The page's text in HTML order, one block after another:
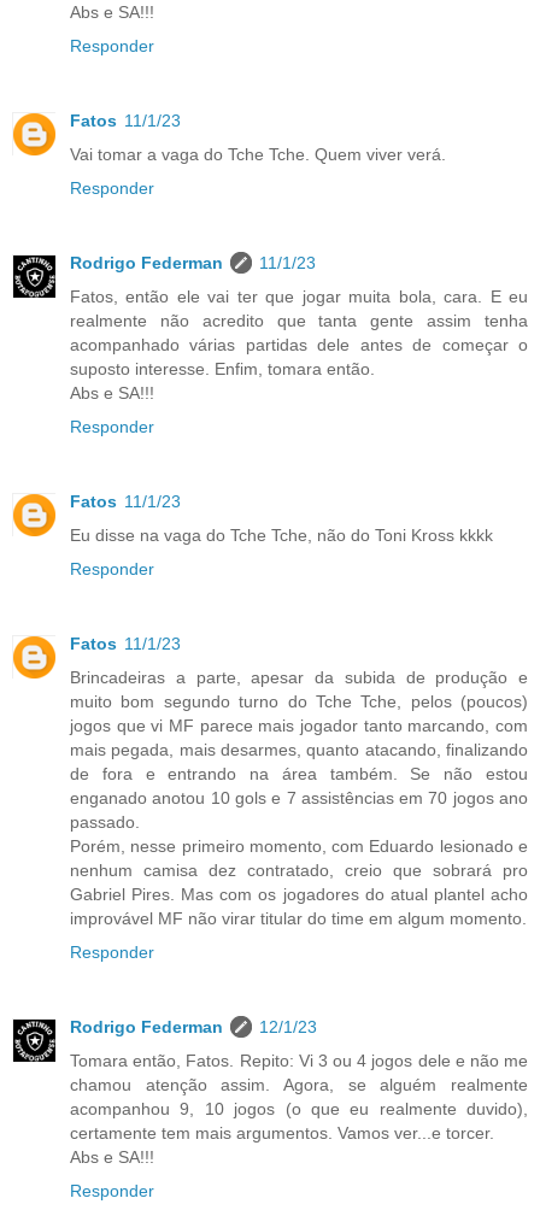
Abs e SA!!!
Responder
Fatos 11/1/23
Vai tomar a vaga do Tche Tche. Quem viver verá.
Responder
Rodrigo Federman
11/1/23
Fatos, então ele vai ter que jogar muita bola, cara. E eu
realmente não acredito que tanta gente assim tenha
acompanhado várias partidas dele antes de começar o
suposto interesse. Enfim, tomara então.
Abs e SA!!!
Responder
Fatos 11/1/23
Eu disse na vaga do Tche Tche, não do Toni Kross kkkk
Responder
Fatos 11/1/23
Brincadeiras a parte, apesar da subida de produção e
muito bom segundo turno do Tche Tche, pelos (poucos)
jogos que vi MF parece mais jogador tanto marcando, com
mais pegada, mais desarmes, quanto atacando, finalizando
de fora e entrando na área também. Se não estou
enganado anotou 10 gols e 7 assistências em 70 jogos ano
passado.
Porém, nesse primeiro momento, com Eduardo lesionado e
nenhum camisa dez contratado, creio que sobrará pro
Gabriel Pires. Mas com os jogadores do atual plantel acho
improvável MF não virar titular do time em algum momento.
Responder
Rodrigo Federman
12/1/23
Tomara então, Fatos. Repito: Vi 3 ou 4 jogos dele e não me
chamou atenção assim. Agora, se alguém realmente
acompanhou 9, 10 jogos (o que eu realmente duvido),
certamente tem mais argumentos. Vamos ver...e torcer.
Abs e SA!!!
Responder